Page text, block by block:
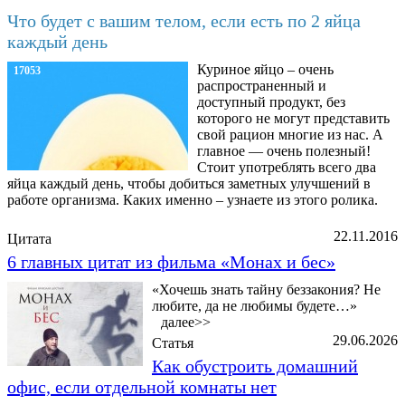
Что будет с вашим телом, если есть по 2 яйца
каждый день
17053
Куриное яйцо – очень
распространенный и
доступный продукт, без
которого не могут представить
свой рацион многие из нас. А
главное — очень полезный!
Стоит употреблять всего два
яйца каждый день, чтобы добиться заметных улучшений в
работе организма. Каких именно – узнаете из этого ролика.
22.11.2016
Цитата
6 главных цитат из фильма «Монах и бес»
«Хочешь знать тайну беззакония? Не
любите, да не любимы будете…»
далее>>
29.06.2026
Статья
Как обустроить домашний
офис, если отдельной комнаты нет